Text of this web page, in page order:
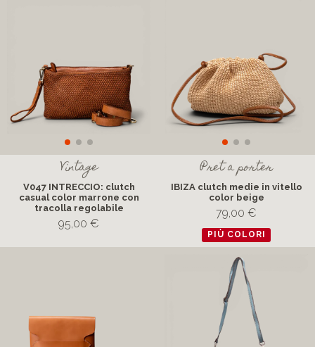
Vintage
V047 INTRECCIO: clutch
casual color marrone con
tracolla regolabile
95,00 €
Pret a porter
IBIZA clutch medie in vitello
color beige
79,00 €
PIÙ COLORI